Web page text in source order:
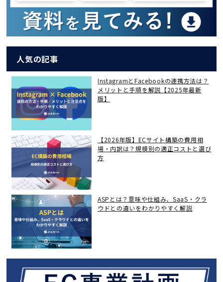
人気の記事
InstagramとFacebookの連携方法は？
メリットと手順を解説【2025年最新
版】
【2026年版】ECサイト構築の費用相
場・内訳は？規模別の適正コストと選び
方
ASPとは？意味や仕組み、SaaS・クラ
ウドとの違いをわかりやすく解説